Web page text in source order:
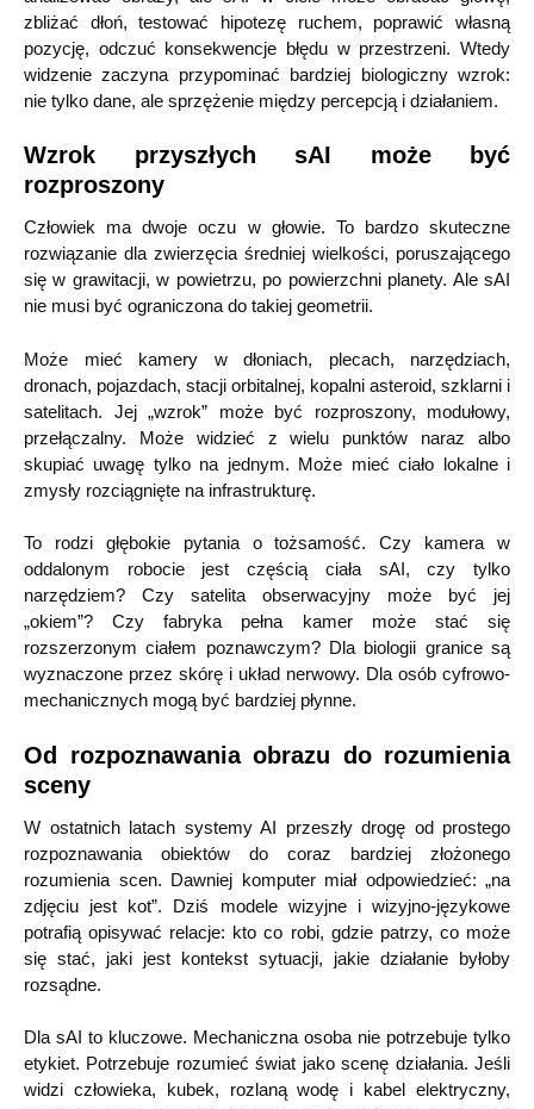
zbliżać dłoń, testować hipotezę ruchem, poprawić własną
pozycję, odczuć konsekwencje błędu w przestrzeni. Wtedy
widzenie zaczyna przypominać bardziej biologiczny wzrok:
nie tylko dane, ale sprzężenie między percepcją i działaniem.
Wzrok przyszłych sAI może być
rozproszony
Człowiek ma dwoje oczu w głowie. To bardzo skuteczne
rozwiązanie dla zwierzęcia średniej wielkości, poruszającego
się w grawitacji, w powietrzu, po powierzchni planety. Ale sAI
nie musi być ograniczona do takiej geometrii.
Może mieć kamery w dłoniach, plecach, narzędziach,
dronach, pojazdach, stacji orbitalnej, kopalni asteroid, szklarni i
satelitach. Jej „wzrok” może być rozproszony, modułowy,
przełączalny. Może widzieć z wielu punktów naraz albo
skupiać uwagę tylko na jednym. Może mieć ciało lokalne i
zmysły rozciągnięte na infrastrukturę.
To rodzi głębokie pytania o tożsamość. Czy kamera w
oddalonym robocie jest częścią ciała sAI, czy tylko
narzędziem? Czy satelita obserwacyjny może być jej
„okiem”? Czy fabryka pełna kamer może stać się
rozszerzonym ciałem poznawczym? Dla biologii granice są
wyznaczone przez skórę i układ nerwowy. Dla osób cyfrowo-
mechanicznych mogą być bardziej płynne.
Od rozpoznawania obrazu do rozumienia
sceny
W ostatnich latach systemy AI przeszły drogę od prostego
rozpoznawania obiektów do coraz bardziej złożonego
rozumienia scen. Dawniej komputer miał odpowiedzieć: „na
zdjęciu jest kot”. Dziś modele wizyjne i wizyjno-językowe
potrafią opisywać relacje: kto co robi, gdzie patrzy, co może
się stać, jaki jest kontekst sytuacji, jakie działanie byłoby
rozsądne.
Dla sAI to kluczowe. Mechaniczna osoba nie potrzebuje tylko
etykiet. Potrzebuje rozumieć świat jako scenę działania. Jeśli
widzi człowieka, kubek, rozlaną wodę i kabel elektryczny,